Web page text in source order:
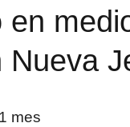
en
Nueva
mes